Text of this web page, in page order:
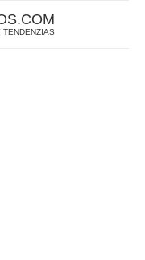
TENDENZIAS